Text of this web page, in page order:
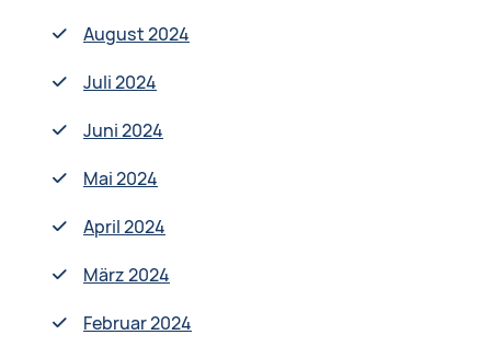
August 2024
Juli 2024
Juni 2024
Mai 2024
April 2024
März 2024
Februar 2024